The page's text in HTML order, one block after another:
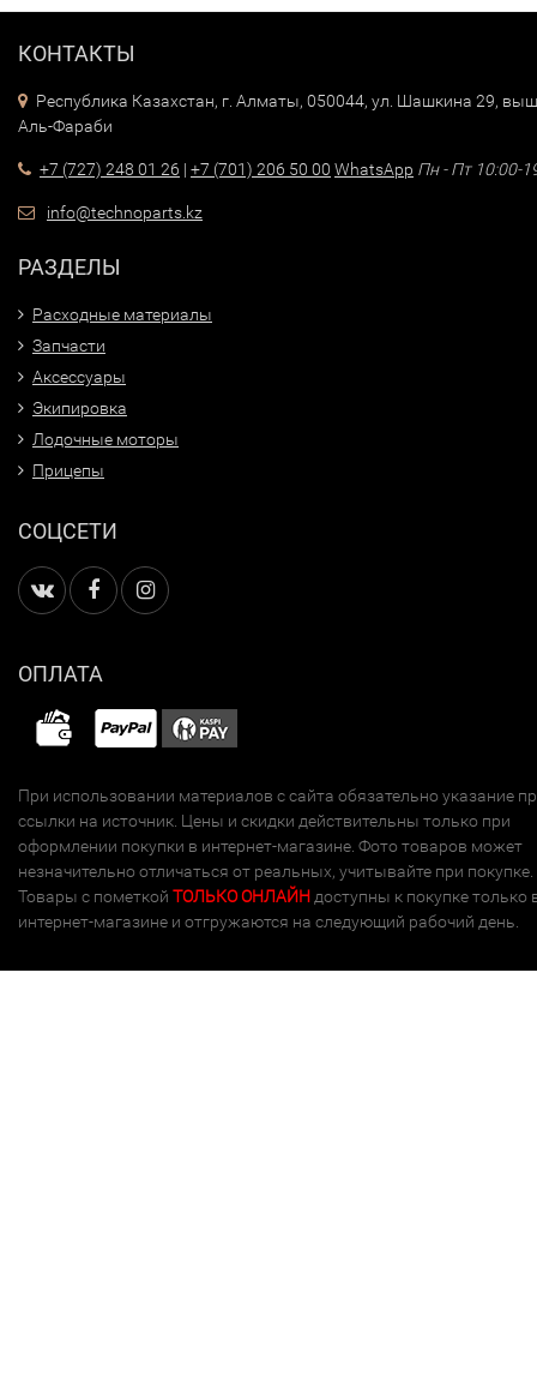
КОНТАКТЫ
Республика Казахстан, г. Алматы, 050044, ул. Шашкина 29,
Аль-Фараби
+7 (727) 248 01 26 | +7 (701) 206 50 00 WhatsApp Пн - Пт 10:00-
info@technoparts.kz
РАЗДЕЛЫ
Расходные материалы
Запчасти
Аксессуары
Экипировка
Лодочные моторы
Прицепы
СОЦСЕТИ
ОПЛАТА
При использовании материалов с сайта обязательно указание
ссылки на источник. Цены и скидки действительны только при
оформлении покупки в интернет-магазине. Фото товаров может
незначительно отличаться от реальных, учитывайте при покупке.
Товары с пометкой ТОЛЬКО ОНЛАЙН доступны к покупке только
интернет-магазине и отгружаются на следующий рабочий день.